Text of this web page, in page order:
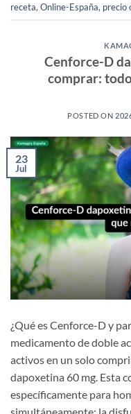
receta,Online-España, precio
Cenforce-D
comprar:
POSTED ON
23
Jul
¿Qué es Cenforce-D y
medicamento de doble
activos en un solo
dapoxetina 60 mg. Esta
específicamente para